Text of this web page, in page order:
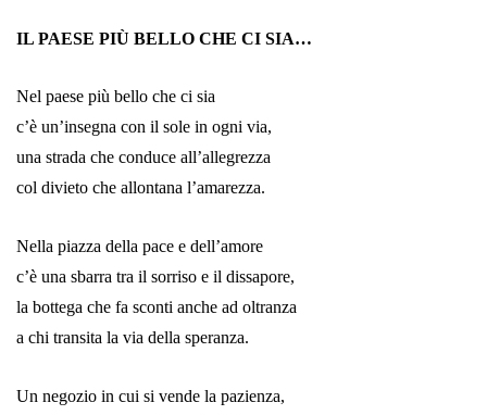
IL PAESE PIÙ BELLO CHE CI SIA…
Nel paese più bello che ci sia
c’è un’insegna con il sole in ogni via,
una strada che conduce all’allegrezza
col divieto che allontana l’amarezza.
Nella piazza della pace e dell’amore
c’è una sbarra tra il sorriso e il dissapore,
la bottega che fa sconti anche ad oltranza
a chi transita la via della speranza.
Un negozio in cui si vende la pazienza,